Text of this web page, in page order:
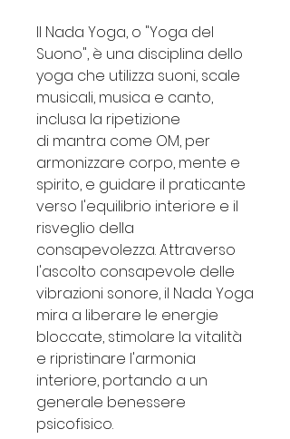
Il Nada Yoga, o "Yoga del
Suono", è una disciplina dello
yoga che utilizza suoni, scale
musicali, musica e canto,
inclusa la ripetizione
di mantra come OM, per
armonizzare corpo, mente e
spirito, e guidare il praticante
verso l'equilibrio interiore e il
risveglio della
consapevolezza. Attraverso
l'ascolto consapevole delle
vibrazioni sonore, il Nada Yoga
mira a liberare le energie
bloccate, stimolare la vitalità
e ripristinare l'armonia
interiore, portando a un
generale benessere
psicofisico.